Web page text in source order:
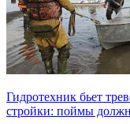
Гидротехник бьет
стройки: поймы